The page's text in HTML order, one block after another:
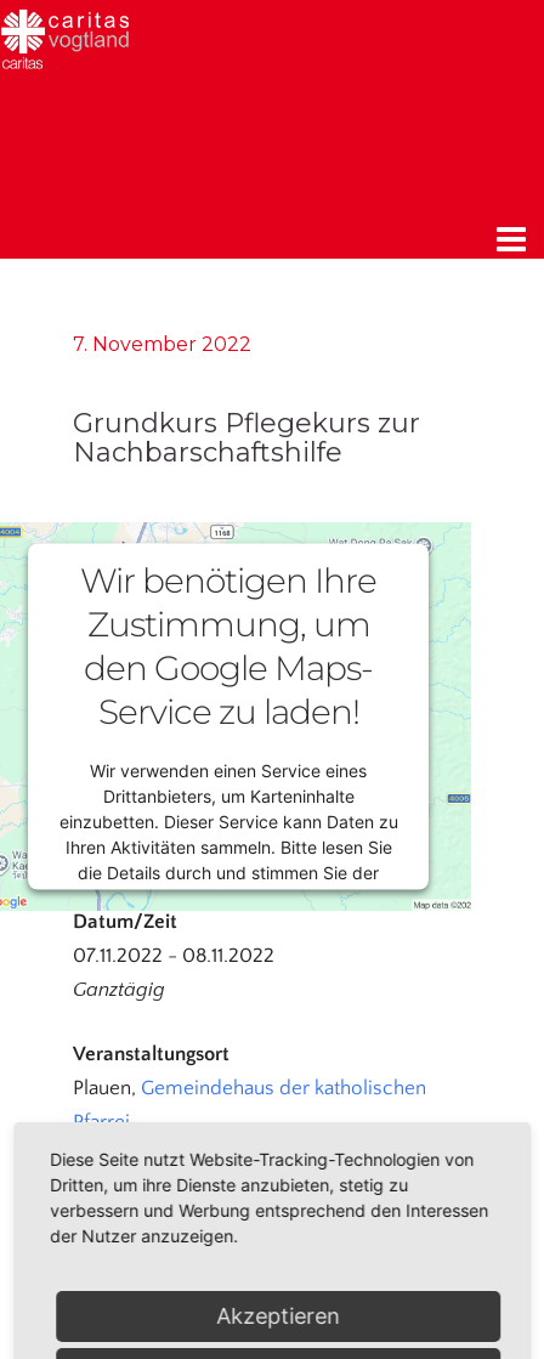
7. November 2022
Grundkurs Pflegekurs zur
Nachbarschaftshilfe
Wir benötigen Ihre
Zustimmung, um
den Google Maps-
Service zu laden!
Wir verwenden einen Service eines
Drittanbieters, um Karteninhalte
einzubetten. Dieser Service kann Daten zu
Ihren Aktivitäten sammeln. Bitte lesen Sie
die Details durch und stimmen Sie der
Nutzung des Service zu, um diese Karte
Mehr Informationen
Akzeptieren
Datum/Zeit
07.11.2022 - 08.11.2022
Ganztägig
Veranstaltungsort
Plauen, Gemeindehaus der katholischen
Pfarrei
Ausbildungskurs zur Erlangung der
Nachbarschaftshelfer entlasten
Pflegepersonen. Sie betreuen Betroffene
Diese Seite nutzt Website-Tracking-Technologien von
Dritten, um ihre Dienste anzubieten, stetig zu
verbessern und Werbung entsprechend den Interessen
der Nutzer anzuzeigen.
Akzeptieren